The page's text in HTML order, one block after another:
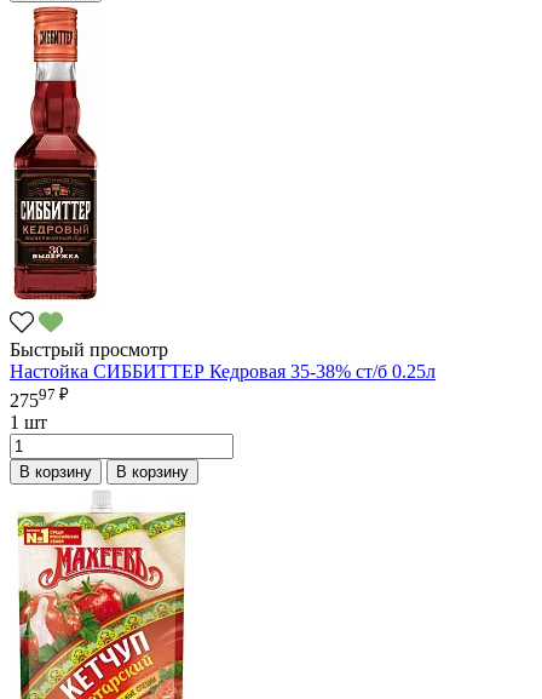
Быстрый просмотр
Настойка СИББИТТЕР Кедровая 35-38% ст/б 0.25л
27597 ₽
1 шт
В корзину В корзину